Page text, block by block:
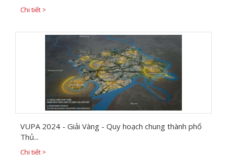
Chi tiết >
VUPA 2024 - Giải Vàng - Quy hoạch chung thành phố
Thủ...
Chi tiết >